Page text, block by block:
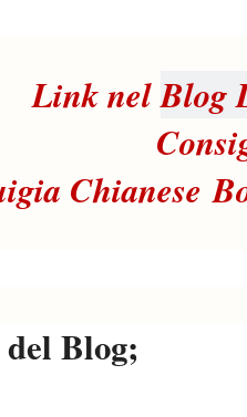
Link nelBlog
Chianese
Blog;